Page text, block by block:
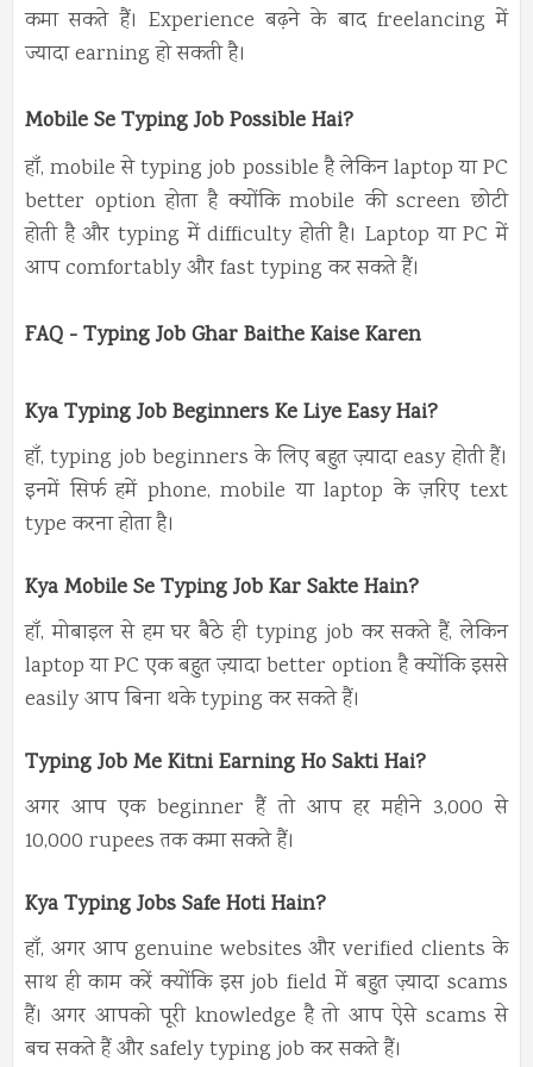
कमा सकते हैं। Experience बढ़ने के बाद freelancing में
ज्यादा earning हो सकती है।
Mobile Se Typing Job Possible Hai?
हाँ, mobile से typing job possible है लेकिन laptop या PC
better option होता है क्योंकि mobile की screen छोटी
होती है और typing में difficulty होती है। Laptop या PC में
आप comfortably और fast typing कर सकते हैं।
FAQ - Typing Job Ghar Baithe Kaise Karen
Kya Typing Job Beginners Ke Liye Easy Hai?
हाँ, typing job beginners के लिए बहुत ज़्यादा easy होती हैं।
इनमें सिर्फ हमें phone, mobile या laptop के ज़रिए text
type करना होता है।
Kya Mobile Se Typing Job Kar Sakte Hain?
हाँ, मोबाइल से हम घर बैठे ही typing job कर सकते हैं, लेकिन
laptop या PC एक बहुत ज़्यादा better option है क्योंकि इससे
easily आप बिना थके typing कर सकते हैं।
Typing Job Me Kitni Earning Ho Sakti Hai?
अगर आप एक beginner हैं तो आप हर महीने 3,000 से
10,000 rupees तक कमा सकते हैं।
Kya Typing Jobs Safe Hoti Hain?
हाँ, अगर आप genuine websites और verified clients के
साथ ही काम करें क्योंकि इस job field में बहुत ज़्यादा scams
हैं। अगर आपको पूरी knowledge है तो आप ऐसे scams से
बच सकते हैं और safely typing job कर सकते हैं।